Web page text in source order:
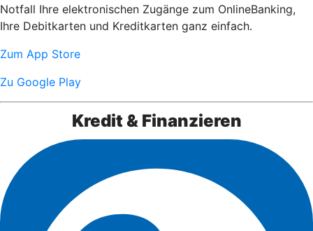
Notfall Ihre elektronischen Zugänge zum OnlineBanking,
Ihre Debitkarten und Kreditkarten ganz einfach.
Zum App Store
Zu Google Play
Kredit & Finanzieren